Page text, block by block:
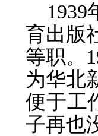
育出版
等职。
为华北
便于工
子再也